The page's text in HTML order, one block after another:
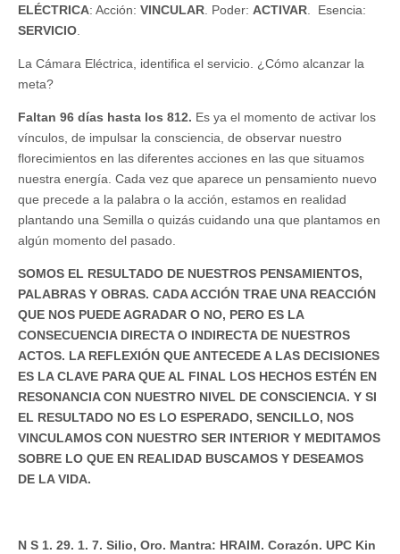
ELÉCTRICA: Acción: VINCULAR. Poder: ACTIVAR. Esencia:
SERVICIO.
La Cámara Eléctrica, identifica el servicio. ¿Cómo alcanzar la
meta?
Faltan 96 días hasta los 812. Es ya el momento de activar los
vínculos, de impulsar la consciencia, de observar nuestro
florecimientos en las diferentes acciones en las que situamos
nuestra energía. Cada vez que aparece un pensamiento nuevo
que precede a la palabra o la acción, estamos en realidad
plantando una Semilla o quizás cuidando una que plantamos en
algún momento del pasado.
SOMOS EL RESULTADO DE NUESTROS PENSAMIENTOS,
PALABRAS Y OBRAS. CADA ACCIÓN TRAE UNA REACCIÓN
QUE NOS PUEDE AGRADAR O NO, PERO ES LA
CONSECUENCIA DIRECTA O INDIRECTA DE NUESTROS
ACTOS. LA REFLEXIÓN QUE ANTECEDE A LAS DECISIONES
ES LA CLAVE PARA QUE AL FINAL LOS HECHOS ESTÉN EN
RESONANCIA CON NUESTRO NIVEL DE CONSCIENCIA. Y SI
EL RESULTADO NO ES LO ESPERADO, SENCILLO, NOS
VINCULAMOS CON NUESTRO SER INTERIOR Y MEDITAMOS
SOBRE LO QUE EN REALIDAD BUSCAMOS Y DESEAMOS
DE LA VIDA.
N S 1. 29. 1. 7. Silio, Oro. Mantra: HRAIM. Corazón. UPC Kin